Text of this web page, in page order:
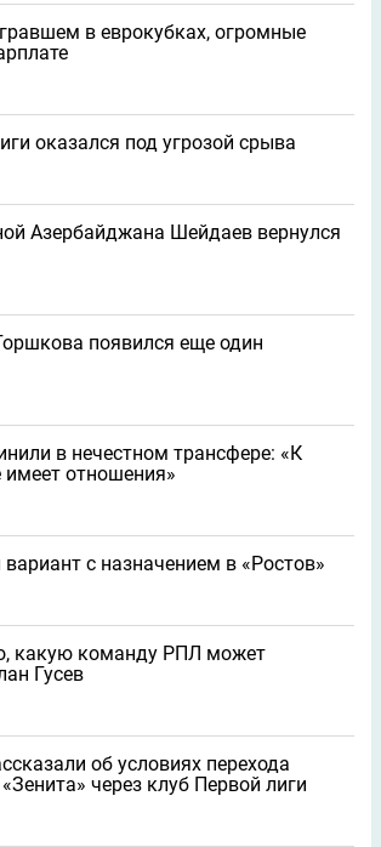
в еврокубках, огромные
оказался под угрозой срыва
Азербайджана Шейдаев вернулся
появился еще один
в нечестном трансфере: «К
имеет отношения»
с назначением в «Ростов»
какую команду РПЛ может
Гусев
об условиях перехода
через клуб Первой лиги